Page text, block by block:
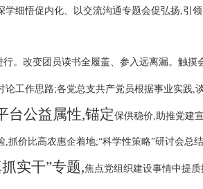
学细悟促内化、以交流沟通专题会促弘扬,引
。改变团员读书全履盖、参入远离漏。触
工作思路;各党总支共产党员根据事业实践,
台公益属性,锚定保供稳价,助推党建
价比高农惠企着地;“科学性策略”研讨会总
抓实干”专题,焦点党组织建设事情中提